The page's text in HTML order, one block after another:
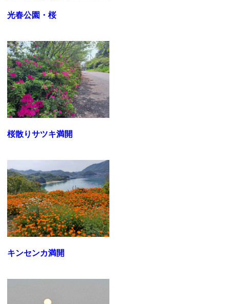
光春公園・桜
桜散りサツキ満開
キンセンカ満開